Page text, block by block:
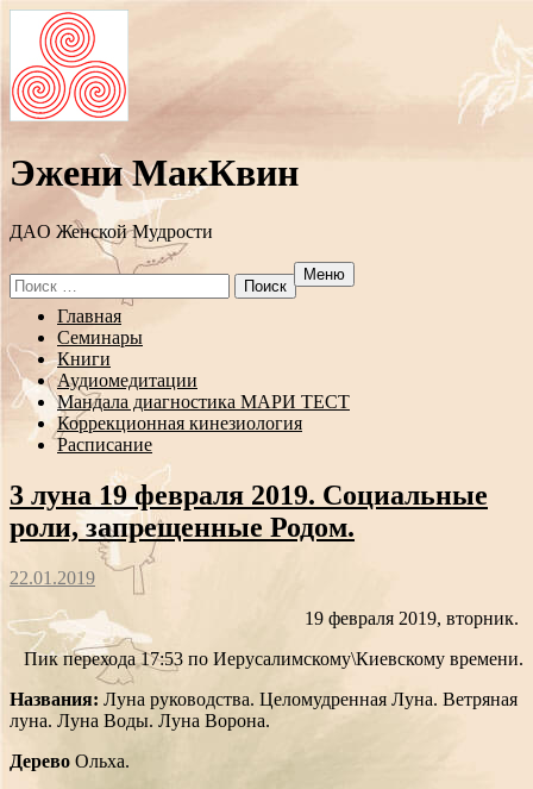
Эжени МакКвин
ДAO Женской Мудрости
Search
for:
Меню
Перейти
содержанию
Главная
Семинары
Книги
Аудиомедитации
Мандала диагностика МАРИ ТЕСТ
Коррекционная кинезиология
Расписание
3 луна 19 февраля 2019. Социальные
роли, запрещенные Родом.
22.01.2019
19 февраля 2019, вторник.
Пик перехода 17:53 по Иерусалимскому\Киевскому времени.
Названия: Луна руководства. Целомудренная Луна. Ветряная
луна. Луна Воды. Луна Ворона.
Дерево Ольха.